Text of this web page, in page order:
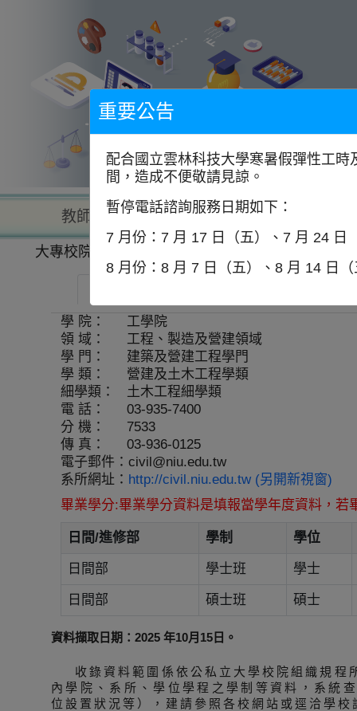
教師查詢 學校查詢
大專校院一覽表
學 院：
工學院
領 域：
工程、製造及營建領域
學 門：
建築及營建工程學門
學 類：
營建及土木工程學類
細學類：
土木工程細學類
電 話：
03-935-7400
分 機：
7533
傳 真：
03-936-0125
電子郵件： civil@niu.edu.tw
系所網址： http://civil.niu.edu.tw (另開新視窗)
畢業學分:畢業學分資料是填報當學年度資料，
日間/進修部 學制 學位
日間部 學士班 學士
日間部 碩士班 碩士
資料擷取日期：2025 年10月15日。
收錄資料範圍係依公私立大學校院組織規
內學院、系所、學位學程之學制等資料，系統
位設置狀況等），建請參照各校網站或逕洽學校
重要公告
配合國立雲林科技大學寒暑假彈性工
間，造成不便敬請見諒。
暫停電話諮詢服務日期如下：
7 月份：7 月 17 日（五）、7 月 24 日
8 月份：8 月 7 日（五）、8 月 14 日（